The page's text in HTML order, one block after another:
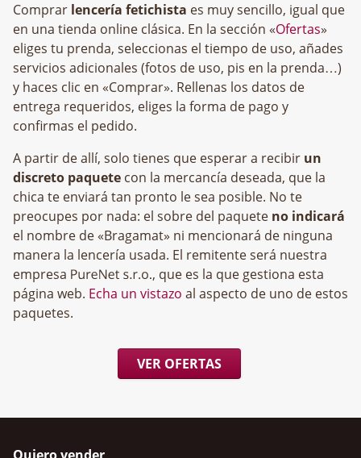
Comprar lencería fetichista es muy sencillo, igual que
en una tienda online clásica. En la sección «Ofertas»
eliges tu prenda, seleccionas el tiempo de uso, añades
servicios adicionales (fotos de uso, pis en la prenda…)
y haces clic en «Comprar». Rellenas los datos de
entrega requeridos, eliges la forma de pago y
confirmas el pedido.
A partir de allí, solo tienes que esperar a recibir un
discreto paquete con la mercancía deseada, que la
chica te enviará tan pronto le sea posible. No te
preocupes por nada: el sobre del paquete no indicará
el nombre de «Bragamat» ni mencionará de ninguna
manera la lencería usada. El remitente será nuestra
empresa
, que es la que gestiona esta
página web. Echa un vistazo al aspecto de uno de estos
paquetes.
VER OFERTAS